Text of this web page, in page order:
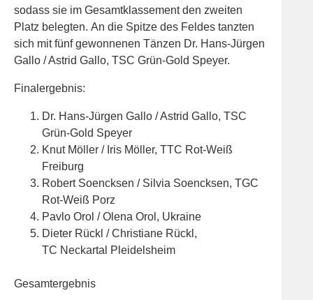
sodass sie im Gesamtklassement den zweiten
Platz belegten. An die Spitze des Feldes tanzten
sich mit fünf gewonnenen Tänzen Dr. Hans-Jürgen
Gallo / Astrid Gallo, TSC Grün-Gold Speyer.
Finalergebnis:
Dr. Hans-Jürgen Gallo / Astrid Gallo, TSC
Grün-Gold Speyer
Knut Möller / Iris Möller, TTC Rot-Weiß
Freiburg
Robert Soencksen / Silvia Soencksen, TGC
Rot-Weiß Porz
Pavlo Orol / Olena Orol, Ukraine
Dieter Rückl / Christiane Rückl,
TC Neckartal Pleidelsheim
Gesamtergebnis